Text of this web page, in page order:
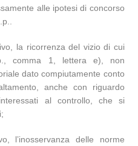
alle ipotesi di concorso
la ricorrenza del vizio di cui
comma 1, lettera e), non
dato compiutamente conto
anche con riguardo
al controllo, che si
l’inosservanza delle norme